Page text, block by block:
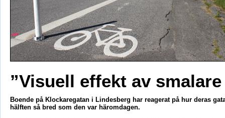
”Visuell effekt av smalare
Boende på Klockaregatan i Lindesberg har reagerat på hur deras
hälften så bred som den var häromdagen.